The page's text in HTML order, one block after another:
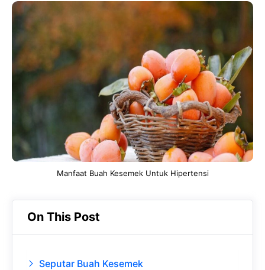
c
b
o
o
k
a
t
s
A
p
p
e
g
r
a
m
k
e
d
In
Manfaat Buah Kesemek Untuk Hipertensi
On This Post
Seputar Buah Kesemek